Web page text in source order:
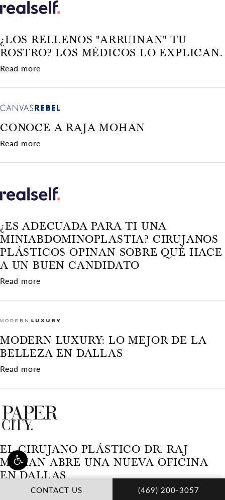
¿LOS RELLENOS "ARRUINAN" TU
ROSTRO? LOS MÉDICOS LO EXPLICAN.
Read more
CONOCE A RAJA MOHAN
Read more
¿ES ADECUADA PARA TI UNA
MINIABDOMINOPLASTIA? CIRUJANOS
PLÁSTICOS OPINAN SOBRE QUÉ HACE
A UN BUEN CANDIDATO
Read more
MODERN LUXURY: LO MEJOR DE LA
BELLEZA EN DALLAS
Read more
EL CIRUJANO PLÁSTICO DR. RAJ
MOHAN ABRE UNA NUEVA OFICINA
EN DALLAS
Read moreabout El cirujano plástico Dr. Raj Mohan abre
CONTACT US CALL DR. RAJA
(469) 200-3057